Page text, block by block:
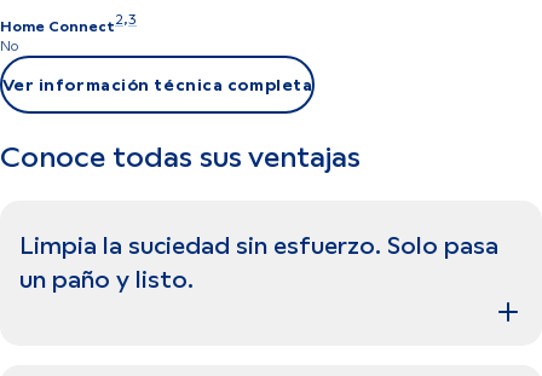
Home ConnectNota 2: Proporcionamos actualizaciones para mantener las
2,,Nota 3: A algunas de las funciones mostradas solo se puede
3
No
Ver información técnica completa
Conoce todas sus ventajas
Limpia la suciedad sin esfuerzo. Solo pasa
un paño y listo.